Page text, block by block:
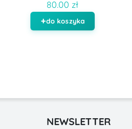
80.00 zł
do koszyka
NEWSLETTER